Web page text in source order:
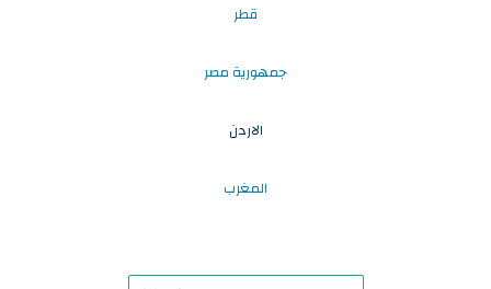
قطر
جمهورية مصر
الاردن
المغرب